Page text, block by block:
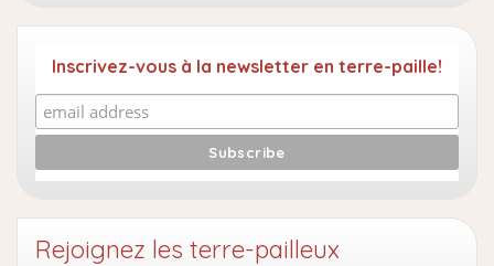
Inscrivez-vous à la newsletter en terre-paille!
Rejoignez les terre-pailleux